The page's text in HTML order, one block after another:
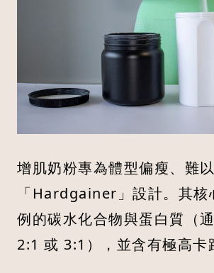
增肌奶粉專為體型偏瘦、難
「Hardgainer」設計。其核
例的碳水化合物與蛋白質（
2:1 或 3:1），並含有極高卡